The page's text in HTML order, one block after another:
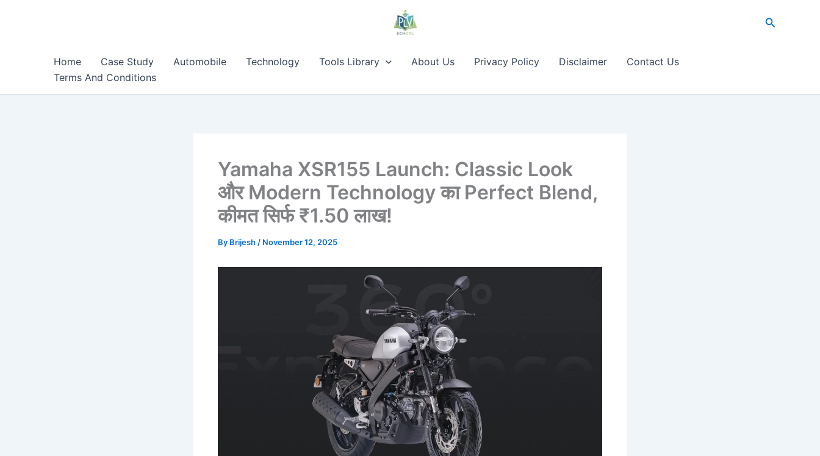
Search
Home Case Study Automobile Technology Tools Library About Us Privacy Policy Disclaimer
Contact Us
Terms And Conditions
Yamaha XSR155 Launch: Classic Look
और Modern Technology का Perfect Blend,
कीमत सिर्फ ₹1.50 लाख!
By Brijesh / November 12, 2025